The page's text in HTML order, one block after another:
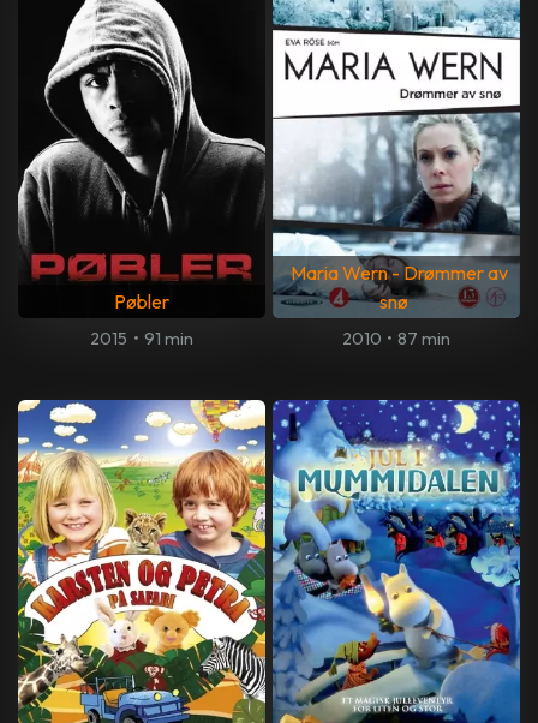
Pøbler
2015 • 91 min
Maria Wern - Drømmer av
snø
2010 • 87 min